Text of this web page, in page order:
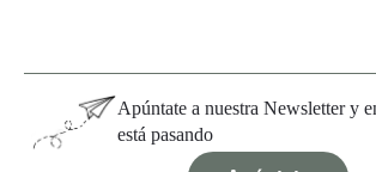
Apúntate a nuestra Newsletter y
está pasando